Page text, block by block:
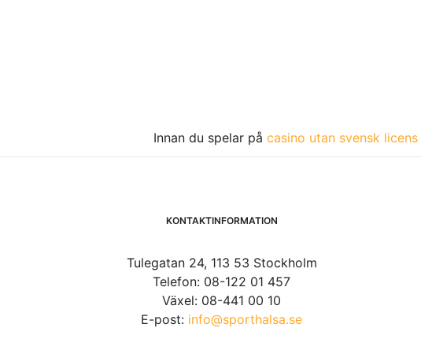
Innan du spelar på casino utan svensk licens
KONTAKTINFORMATION
Tulegatan 24, 113 53 Stockholm
Telefon: 08-122 01 457
Växel: 08-441 00 10
E-post: info@sporthalsa.se